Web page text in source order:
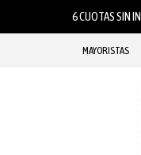
6 CUOTAS SIN
MAYORISTAS